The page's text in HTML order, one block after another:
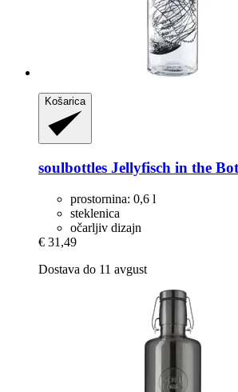
Košarica
soulbottles Jellyfisch in the
prostornina: 0,6 l
steklenica
očarljiv dizajn
€ 31,49
Dostava do 11 avgust